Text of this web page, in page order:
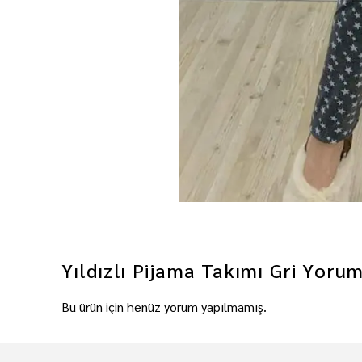
Yıldızlı Pijama Takımı Gri
Bu ürün için henüz yorum yapılmamış.